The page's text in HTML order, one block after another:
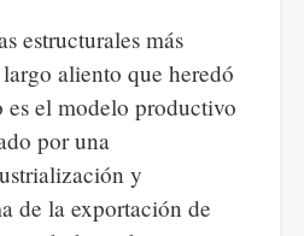
estructurales más
aliento que heredó
es el modelo productivo
por una
y
de la exportación de